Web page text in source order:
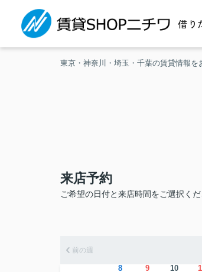
借り
東京・神奈川・埼玉・千葉の賃貸情報を
来店予約
ご希望の日付と来店時間をご選択くだ
前の週
8 9 10